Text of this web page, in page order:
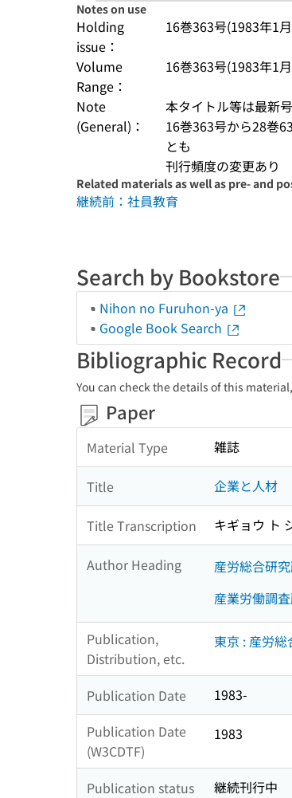
Notes on use
Holding
issue：
16巻363号(1983年1
Volume
Range：
16巻363号(1983年1
Note
(General)：
本タイトル等は最新
16巻363号から28巻
とも
刊行頻度の変更あり
Related materials as well as pre- and
継続前：社員教育
Search by Bookstore
Nihon no Furuhon-ya
Google Book Search
Bibliographic Record
You can check the details of this
Paper
Material Type 雑誌
Title 企業と人材
Title Transcription キギョウ ト
Author Heading 産労総合研
産業労働調
Publication,
Distribution, etc.
東京 : 産労
Publication Date
1983-
Publication Date
(W3CDTF)
1983
Publication status
継続刊行中